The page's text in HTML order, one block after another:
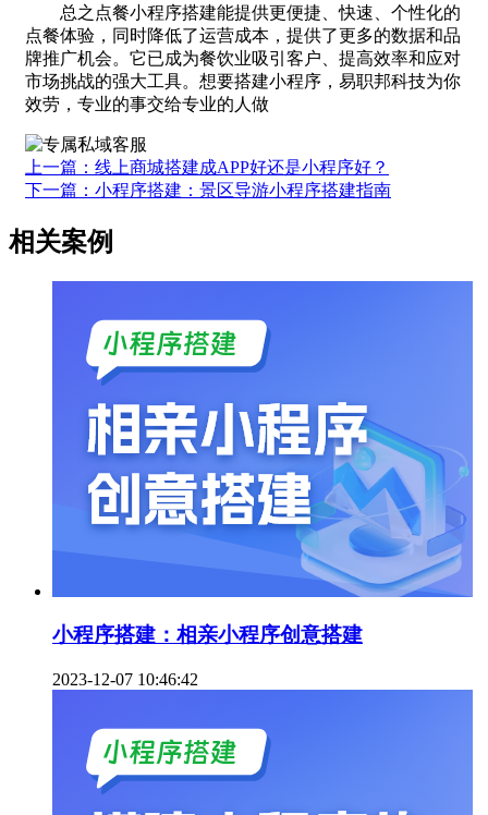
总之点餐小程序搭建能提供更便捷、快速、个性化的
点餐体验，同时降低了运营成本，提供了更多的数据和品
牌推广机会。它已成为餐饮业吸引客户、提高效率和应对
市场挑战的强大工具。想要搭建小程序，易职邦科技为你
效劳，专业的事交给专业的人做
上一篇：线上商城搭建成APP好还是小程序好？
下一篇：小程序搭建：景区导游小程序搭建指南
相关案例
小程序搭建：相亲小程序创意搭建
2023-12-07 10:46:42